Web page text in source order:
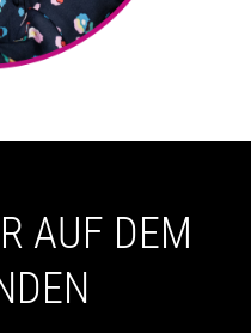
AUF DEM